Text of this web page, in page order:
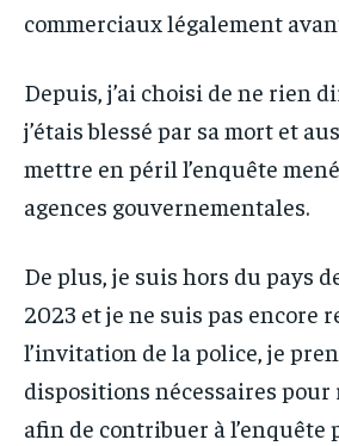
commerciaux légalement
Depuis, j’ai choisi de ne rien
j’étais blessé par sa mort et
mettre en péril l’enquête
agences gouvernementales.
De plus, je suis hors du pays
2023 et je ne suis pas encore
l’invitation de la police, je
dispositions nécessaires pour
afin de contribuer à l’enquête